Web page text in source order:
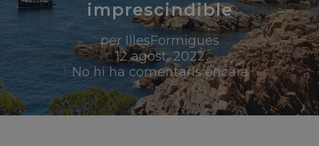
imprescindible
per IllesFormigues
12 agost, 2022
No hi ha comentaris encara